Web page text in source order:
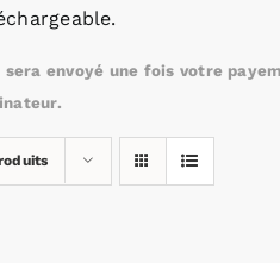
envoyé une fois votre